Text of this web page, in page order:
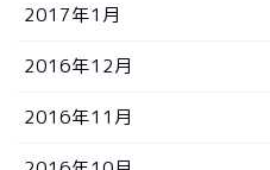
2017年1月
2016年12月
2016年11月